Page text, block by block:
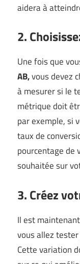
aidera à
2.
Une fois que
AB,vous devez
à mesurer si le
métrique doit
par exemple, si
taux de
pourcentage de
souhaitée sur
3. Créez
Il est
vous allez
Cette variation